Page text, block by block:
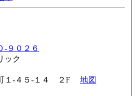
-９０２６
ック
１-４５-１４ ２F 地図